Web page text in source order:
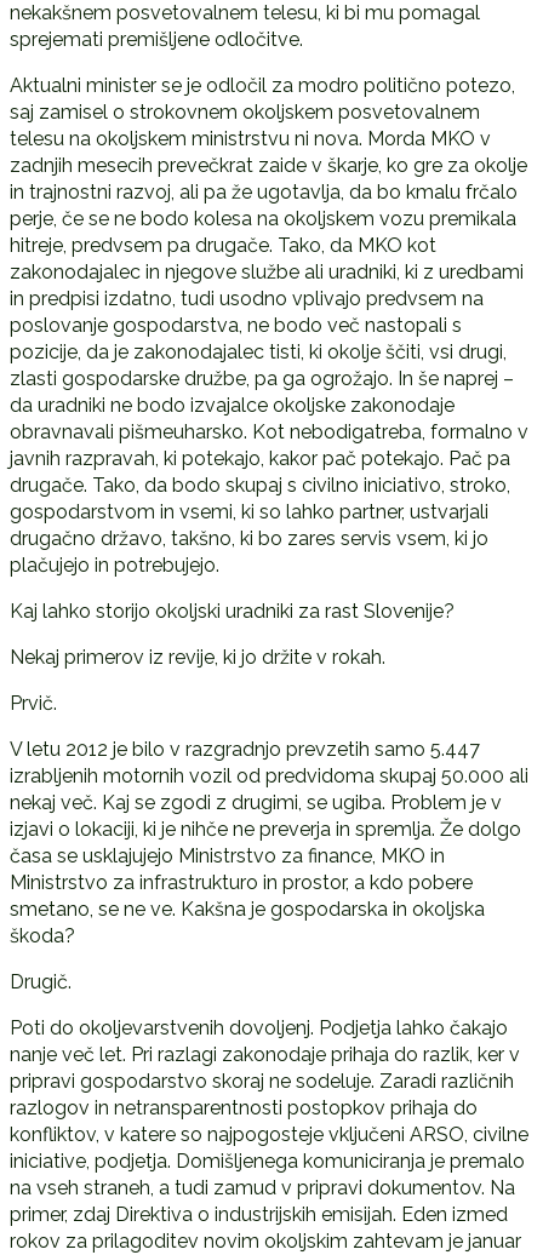
nekakšnem posvetovalnem telesu, ki bi mu pomagal
sprejemati premišljene odločitve.
Aktualni minister se je odločil za modro politično potezo,
saj zamisel o strokovnem okoljskem posvetovalnem
telesu na okoljskem ministrstvu ni nova. Morda MKO v
zadnjih mesecih prevečkrat zaide v škarje, ko gre za okolje
in trajnostni razvoj, ali pa že ugotavlja, da bo kmalu frčalo
perje, če se ne bodo kolesa na okoljskem vozu premikala
hitreje, predvsem pa drugače. Tako, da MKO kot
zakonodajalec in njegove službe ali uradniki, ki z uredbami
in predpisi izdatno, tudi usodno vplivajo predvsem na
poslovanje gospodarstva, ne bodo več nastopali s
pozicije, da je zakonodajalec tisti, ki okolje ščiti, vsi drugi,
zlasti gospodarske družbe, pa ga ogrožajo. In še naprej –
da uradniki ne bodo izvajalce okoljske zakonodaje
obravnavali pišmeuharsko. Kot nebodigatreba, formalno v
javnih razpravah, ki potekajo, kakor pač potekajo. Pač pa
drugače. Tako, da bodo skupaj s civilno iniciativo, stroko,
gospodarstvom in vsemi, ki so lahko partner, ustvarjali
drugačno državo, takšno, ki bo zares servis vsem, ki jo
plačujejo in potrebujejo.
Kaj lahko storijo okoljski uradniki za rast Slovenije?
Nekaj primerov iz revije, ki jo držite v rokah.
Prvič.
V letu 2012 je bilo v razgradnjo prevzetih samo 5.447
izrabljenih motornih vozil od predvidoma skupaj 50.000 ali
nekaj več. Kaj se zgodi z drugimi, se ugiba. Problem je v
izjavi o lokaciji, ki je nihče ne preverja in spremlja. Že dolgo
časa se usklajujejo Ministrstvo za finance, MKO in
Ministrstvo za infrastrukturo in prostor, a kdo pobere
smetano, se ne ve. Kakšna je gospodarska in okoljska
škoda?
Drugič.
Poti do okoljevarstvenih dovoljenj. Podjetja lahko čakajo
nanje več let. Pri razlagi zakonodaje prihaja do razlik, ker v
pripravi gospodarstvo skoraj ne sodeluje. Zaradi različnih
razlogov in netransparentnosti postopkov prihaja do
konfliktov, v katere so najpogosteje vključeni ARSO, civilne
iniciative, podjetja. Domišljenega komuniciranja je premalo
na vseh straneh, a tudi zamud v pripravi dokumentov. Na
primer, zdaj Direktiva o industrijskih emisijah. Eden izmed
rokov za prilagoditev novim okoljskim zahtevam je januar